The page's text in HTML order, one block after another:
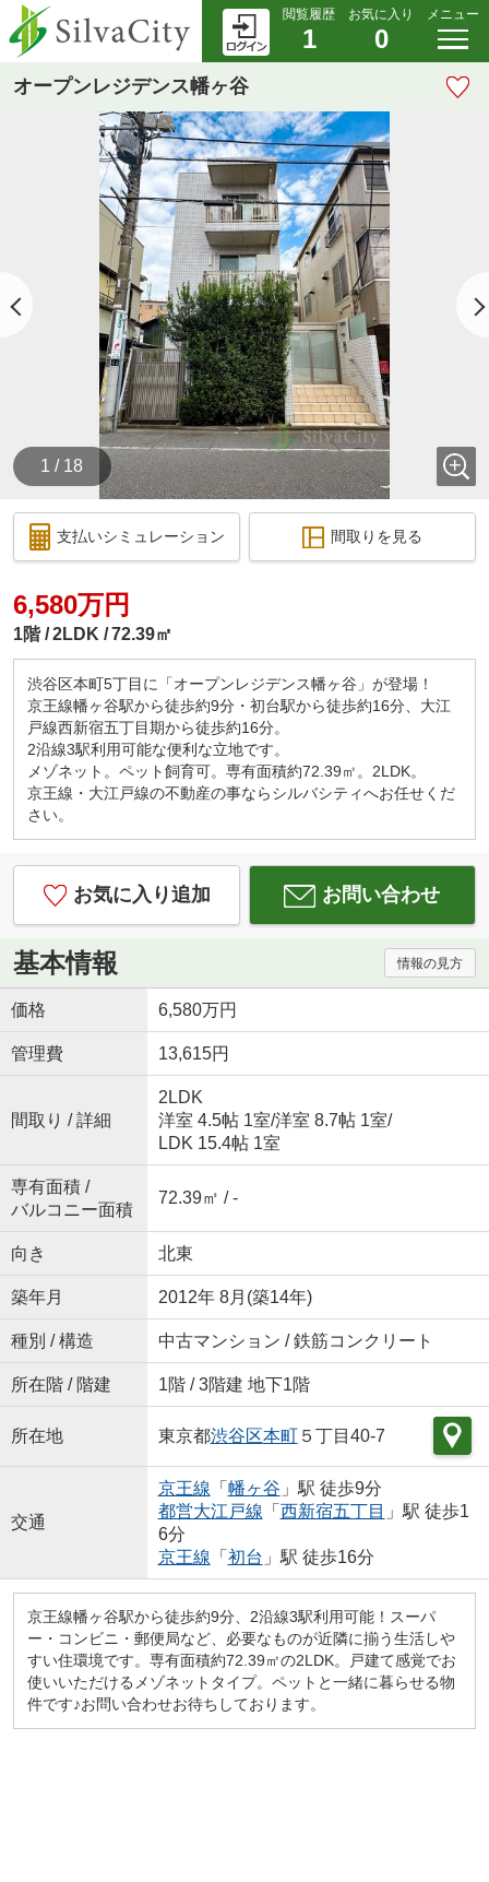
閲覧履歴
1
お気に入り
0
メニュー
オープンレジデンス幡ヶ谷
1 / 18
支払いシミュレーション 間取りを見る
6,580万円
1階 2LDK 72.39㎡
渋谷区本町5丁目に「オープンレジデンス幡ヶ谷」が登場！
京王線幡ヶ谷駅から徒歩約9分・初台駅から徒歩約16分、大江
戸線西新宿五丁目期から徒歩約16分。
2沿線3駅利用可能な便利な立地です。
メゾネット。ペット飼育可。専有面積約72.39㎡。2LDK。
京王線・大江戸線の不動産の事ならシルバシティへお任せくだ
さい。
お気に入り追加 お問い合わせ
基本情報 情報の見方
価格 6,580万円
管理費 13,615円
間取り / 詳細
2LDK
洋室 4.5帖 1室/洋室 8.7帖 1室/
LDK 15.4帖 1室
専有面積 /
バルコニー面積
72.39㎡ / -
向き 北東
築年月 2012年 8月(築14年)
種別 / 構造 中古マンション / 鉄筋コンクリート
所在階 / 階建 1階 / 3階建 地下1階
所在地 東京都渋谷区本町５丁目40-7
交通
京王線 「 幡ヶ谷 」駅 徒歩9分
都営大江戸線 「 西新宿五丁目 」駅 徒歩1
6分
京王線 「 初台 」駅 徒歩16分
京王線幡ヶ谷駅から徒歩約9分、2沿線3駅利用可能！スーパ
ー・コンビニ・郵便局など、必要なものが近隣に揃う生活しや
すい住環境です。専有面積約72.39㎡の2LDK。戸建て感覚でお
使いいただけるメゾネットタイプ。ペットと一緒に暮らせる物
件です♪お問い合わせお待ちしております。